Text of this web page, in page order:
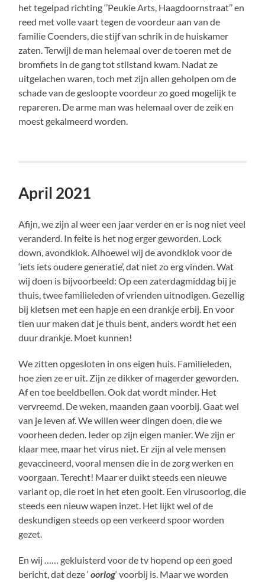
het tegelpad richting ‘’Peukie Arts, Haagdoornstraat’’ en
reed met volle vaart tegen de voordeur aan van de
familie Coenders, die stijf van schrik in de huiskamer
zaten. Terwijl de man helemaal over de toeren met de
bromfiets in de gang tot stilstand kwam. Nadat ze
uitgelachen waren, toch met zijn allen geholpen om de
schade van de gesloopte voordeur zo goed mogelijk te
repareren. De arme man was helemaal over de zeik en
moest gekalmeerd worden.
April 2021
Afijn, we zijn al weer een jaar verder en er is nog niet veel
veranderd. In feite is het nog erger geworden. Lock
down, avondklok. Alhoewel wij de avondklok voor de
‘iets iets oudere generatie’, dat niet zo erg vinden. Wat
wij doen is bijvoorbeeld: Op een zaterdagmiddag bij je
thuis, twee familieleden of vrienden uitnodigen. Gezellig
bij kletsen met een hapje en een drankje erbij. En voor
tien uur maken dat je thuis bent, anders wordt het een
duur drankje. Moet kunnen!
We zitten opgesloten in ons eigen huis. Familieleden,
hoe zien ze er uit. Zijn ze dikker of magerder geworden.
Af en toe beeldbellen. Ook dat wordt minder. Het
vervreemd. De weken, maanden gaan voorbij. Gaat wel
van je leven af. We willen weer dingen doen, die we
voorheen deden. Ieder op zijn eigen manier. We zijn er
klaar mee, maar het virus niet. Er zijn al vele mensen
gevaccineerd, vooral mensen die in de zorg werken en
voorgaan. Terecht! Maar er duikt steeds een nieuwe
variant op, die roet in het eten gooit. Een virusoorlog, die
steeds een nieuw wapen inzet. Het lijkt wel of de
deskundigen steeds op een verkeerd spoor worden
gezet.
En wij …… gekluisterd voor de tv hopend op een goed
bericht, dat deze ‘oorlog‘ voorbij is. Maar we worden